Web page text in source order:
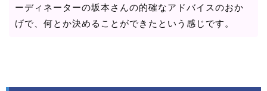
ーディネーターの坂本さんの的確なアドバイスのおか
げで、何とか決めることができたという感じです。